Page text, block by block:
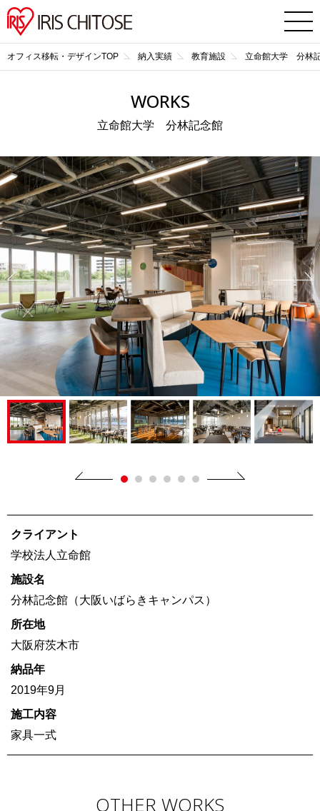
オフィス移転・デザインTOP 納入実績 教育施設 立命館大学 分林
WORKS
立命館大学 分林記念館
クライアント
学校法人立命館
施設名
分林記念館（大阪いばらきキャンパス）
所在地
大阪府茨木市
納品年
2019年9月
施工内容
家具一式
OTHER WORKS